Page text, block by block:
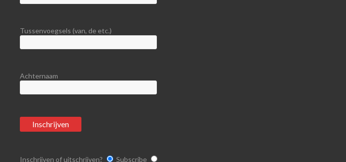
Tussenvoegsels (van, de etc.)
Achternaam
Inschrijven of uitschrijven? Subscribe